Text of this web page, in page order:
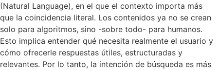
(Natural Language), en el que el contexto importa más
que la coincidencia literal. Los contenidos ya no se crean
solo para algoritmos, sino -sobre todo- para humanos.
Esto implica entender qué necesita realmente el usuario y
cómo ofrecerle respuestas útiles, estructuradas y
relevantes. Por lo tanto, la intención de búsqueda es más